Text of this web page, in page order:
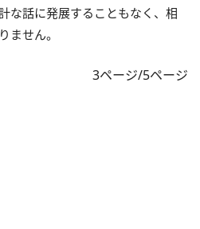
な話に発展することもなく、相
ません。
3ページ/5ページ